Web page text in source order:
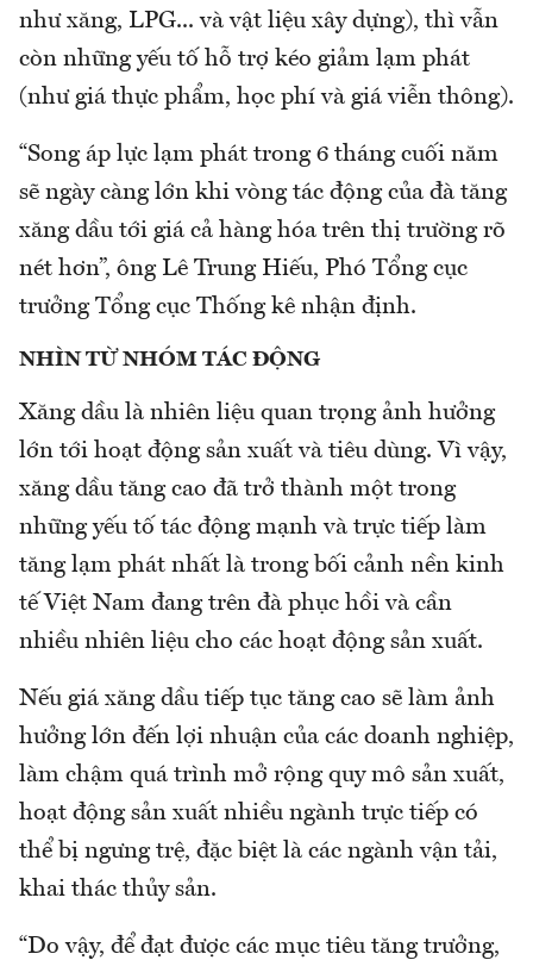
như xăng, LPG... và vật liệu xây dựng), thì vẫn
còn những yếu tố hỗ trợ kéo giảm lạm phát
(như giá thực phẩm, học phí và giá viễn thông).
“Song áp lực lạm phát trong 6 tháng cuối năm
sẽ ngày càng lớn khi vòng tác động của đà tăng
xăng dầu tới giá cả hàng hóa trên thị trường rõ
nét hơn”, ông Lê Trung Hiếu, Phó Tổng cục
trưởng Tổng cục Thống kê nhận định.
NHÌN TỪ NHÓM TÁC ĐỘNG
Xăng dầu là nhiên liệu quan trọng ảnh hưởng
lớn tới hoạt động sản xuất và tiêu dùng. Vì vậy,
xăng dầu tăng cao đã trở thành một trong
những yếu tố tác động mạnh và trực tiếp làm
tăng lạm phát nhất là trong bối cảnh nền kinh
tế Việt Nam đang trên đà phục hồi và cần
nhiều nhiên liệu cho các hoạt động sản xuất.
Nếu giá xăng dầu tiếp tục tăng cao sẽ làm ảnh
hưởng lớn đến lợi nhuận của các doanh nghiệp,
làm chậm quá trình mở rộng quy mô sản xuất,
hoạt động sản xuất nhiều ngành trực tiếp có
thể bị ngưng trệ, đặc biệt là các ngành vận tải,
khai thác thủy sản.
“Do vậy, để đạt được các mục tiêu tăng trưởng,